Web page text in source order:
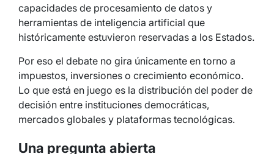
capacidades de procesamiento de datos y
herramientas de inteligencia artificial que
históricamente estuvieron reservadas a los Estados.
Por eso el debate no gira únicamente en torno a
impuestos, inversiones o crecimiento económico.
Lo que está en juego es la distribución del poder de
decisión entre instituciones democráticas,
mercados globales y plataformas tecnológicas.
Una pregunta abierta